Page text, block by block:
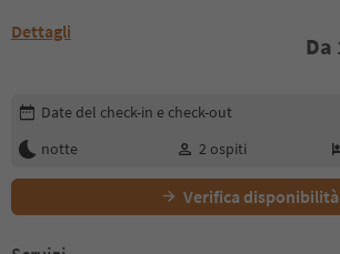
Dettagli
Da
Modifica i dettagli della prenotazione
Date del check-in e check-out
notte
2 ospiti
Verifica disponibilità